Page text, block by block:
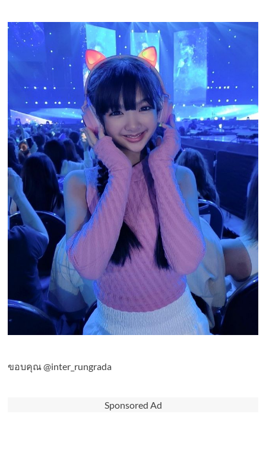
ขอบคุณ @inter_rungrada
Sponsored Ad